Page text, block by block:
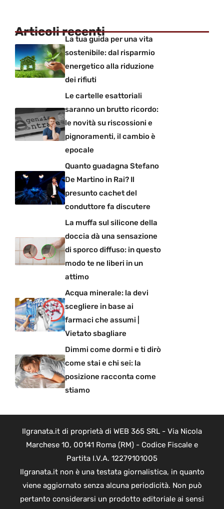
Articoli recenti
La tua guida per una vita
sostenibile: dal risparmio
energetico alla riduzione
dei rifiuti
Le cartelle esattoriali
saranno un brutto ricordo:
le novità su riscossioni e
pignoramenti, il cambio è
epocale
Quanto guadagna Stefano
De Martino in Rai? Il
presunto cachet del
conduttore fa discutere
La muffa sul silicone della
doccia dà una sensazione
di sporco diffuso: in questo
modo te ne liberi in un
attimo
Acqua minerale: la devi
scegliere in base ai
farmaci che assumi |
Vietato sbagliare
Dimmi come dormi e ti dirò
come stai e chi sei: la
posizione racconta come
stiamo
Ilgranata.it di proprietà di WEB 365 SRL - Via Nicola
Marchese 10, 00141 Roma (RM) - Codice Fiscale e
Partita I.V.A. 12279101005
Ilgranata.it non è una testata giornalistica, in quanto
viene aggiornato senza alcuna periodicità. Non può
pertanto considerarsi un prodotto editoriale ai sensi